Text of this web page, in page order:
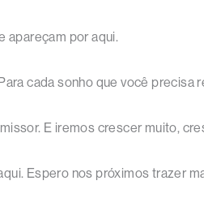
apareçam por aqui.
cada sonho que você precisa
E iremos crescer muito,
Espero nos próximos trazer